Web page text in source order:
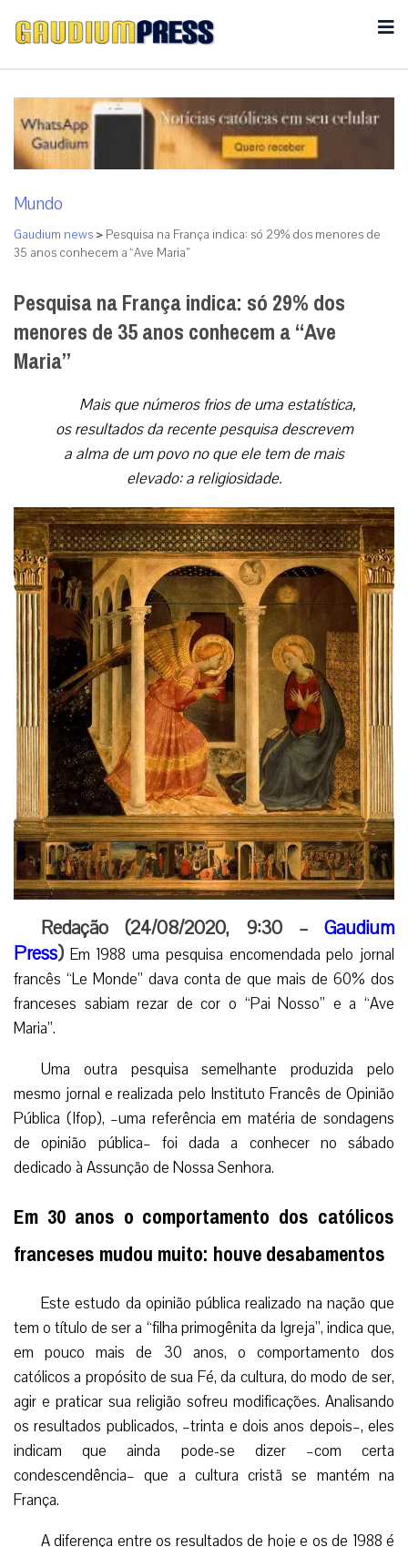
Mundo
Gaudium news > Pesquisa na França indica: só 29% dos menores de
35 anos conhecem a “Ave Maria”
Pesquisa na França indica: só 29% dos
menores de 35 anos conhecem a “Ave
Maria”
Mais que números frios de uma estatística,
os resultados da recente pesquisa descrevem
a alma de um povo no que ele tem de mais
elevado: a religiosidade.
Redação (24/08/2020, 9:30 – Gaudium
Press) Em 1988 uma pesquisa encomendada pelo jornal
francês “Le Monde” dava conta de que mais de 60% dos
franceses sabiam rezar de cor o “Pai Nosso” e a “Ave
Maria”.
Uma outra pesquisa semelhante produzida pelo
mesmo jornal e realizada pelo Instituto Francês de Opinião
Pública (Ifop), –uma referência em matéria de sondagens
de opinião pública– foi dada a conhecer no sábado
dedicado à Assunção de Nossa Senhora.
Em 30 anos o comportamento dos católicos
franceses mudou muito: houve desabamentos
Este estudo da opinião pública realizado na nação que
tem o título de ser a “filha primogênita da Igreja”, indica que,
em pouco mais de 30 anos, o comportamento dos
católicos a propósito de sua Fé, da cultura, do modo de ser,
agir e praticar sua religião sofreu modificações. Analisando
os resultados publicados, –trinta e dois anos depois–, eles
indicam que ainda pode-se dizer –com certa
condescendência– que a cultura cristã se mantém na
França.
A diferença entre os resultados de hoje e os de 1988 é